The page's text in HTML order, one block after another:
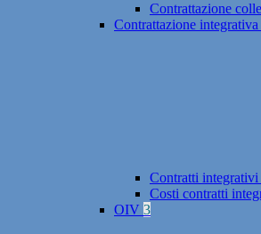
Contrattazione
Contrattazione integrativa
Contratti integrativi
Costi contratti
OIV 3